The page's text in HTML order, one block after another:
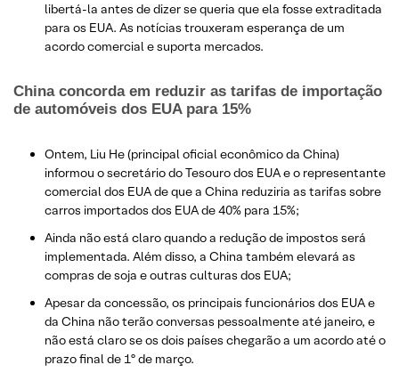
libertá-la antes de dizer se queria que ela fosse extraditada
para os EUA. As notícias trouxeram esperança de um
acordo comercial e suporta mercados.
China concorda em reduzir as tarifas de importação
de automóveis dos EUA para 15%​
Ontem, Liu He (principal oficial econômico da China)
informou o secretário do Tesouro dos EUA e o representante
comercial dos EUA de que a China reduziria as tarifas sobre
carros importados dos EUA de 40% para 15%;
Ainda não está claro quando a redução de impostos será
implementada. Além disso, a China também elevará as
compras de soja e outras culturas dos EUA;
Apesar da concessão, os principais funcionários dos EUA e
da China não terão conversas pessoalmente até janeiro, e
não está claro se os dois países chegarão a um acordo até o
prazo final de 1º de março.